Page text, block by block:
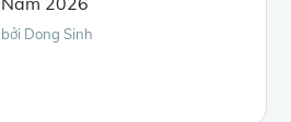
bởi Dong Sinh